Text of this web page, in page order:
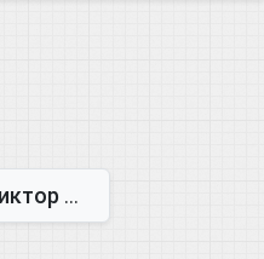
Михайло...